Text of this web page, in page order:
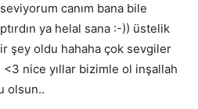
canım bana bile
ya helal sana :-)) üstelik
şey oldu hahaha çok sevgiler
nice yıllar bizimle ol inşallah
olsun..